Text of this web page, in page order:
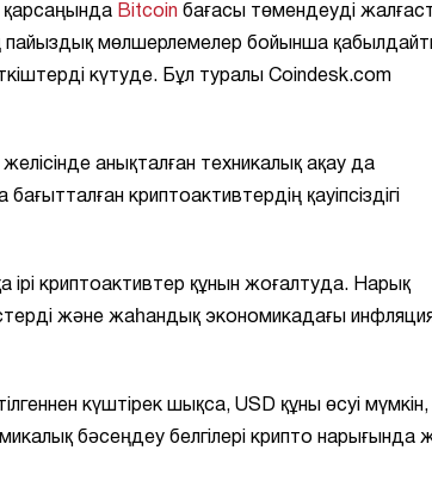
Bitcoin бағасы төмендеуді
мөлшерлемелер бойынша
күтуде. Бұл туралы Coindesk.com
анықталған техникалық ақау да
криптоактивтердің қауіпсіздігі
ірі криптоактивтер құнын жоғалтуда. Нарық
және жаһандық экономикадағы инфляция
күштірек шықса, USD құны өсуі мүмкін,
бәсеңдеу белгілері крипто нарығында